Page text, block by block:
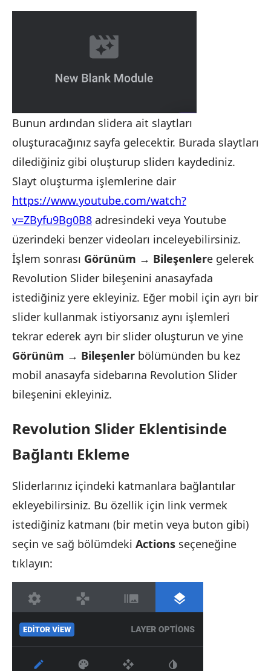
Bunun ardından slidera ait slaytları
oluşturacağınız sayfa gelecektir. Burada slaytları
dilediğiniz gibi oluşturup sliderı kaydediniz.
Slayt oluşturma işlemlerine dair
https://www.youtube.com/watch?
v=ZByfu9Bg0B8 adresindeki veya Youtube
üzerindeki benzer videoları inceleyebilirsiniz.
İşlem sonrası Görünüm → Bileşenlere gelerek
Revolution Slider bileşenini anasayfada
istediğiniz yere ekleyiniz. Eğer mobil için ayrı bir
slider kullanmak istiyorsanız aynı işlemleri
tekrar ederek ayrı bir slider oluşturun ve yine
Görünüm → Bileşenler bölümünden bu kez
mobil anasayfa sidebarına Revolution Slider
bileşenini ekleyiniz.
Revolution Slider Eklentisinde
Bağlantı Ekleme
Sliderlarınız içindeki katmanlara bağlantılar
ekleyebilirsiniz. Bu özellik için link vermek
istediğiniz katmanı (bir metin veya buton gibi)
seçin ve sağ bölümdeki Actions seçeneğine
tıklayın: